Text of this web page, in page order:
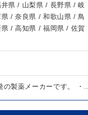
県 / 山梨県 / 長野県 / 岐
/ 奈良県 / 和歌山県 / 鳥
/ 高知県 / 福岡県 / 佐賀
の製薬メーカーです。